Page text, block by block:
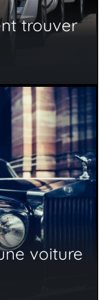
trouver
voiture